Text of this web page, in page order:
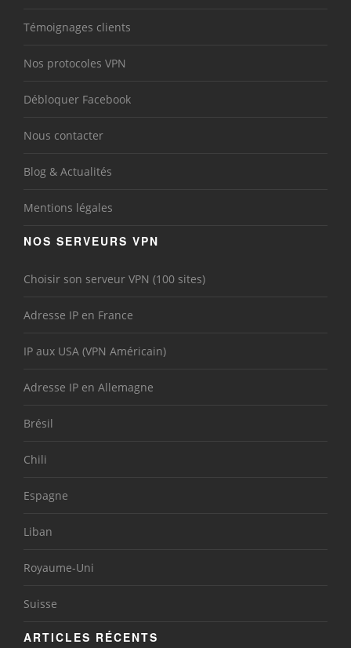
Témoignages clients
Nos protocoles VPN
Débloquer Facebook
Nous contacter
Blog & Actualités
Mentions légales
NOS SERVEURS VPN
Choisir son serveur VPN (100 sites)
Adresse IP en France
IP aux USA (VPN Américain)
Adresse IP en Allemagne
Brésil
Chili
Espagne
Liban
Royaume-Uni
Suisse
ARTICLES RÉCENTS